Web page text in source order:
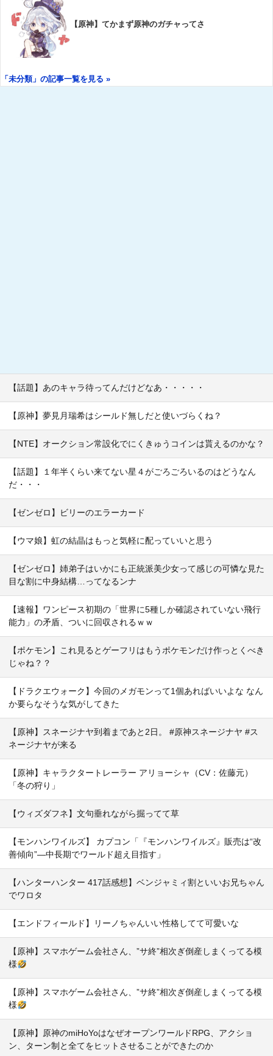
【原神】てかまず原神のガチャってさ
「未分類」の記事一覧を見る »
【話題】あのキャラ待ってんだけどなあ・・・・・
【原神】夢見月瑞希はシールド無しだと使いづらくね？
【NTE】オークション常設化でにくきゅうコインは貰えるのかな？
【話題】１年半くらい来てない星４がごろごろいるのはどうなん
だ・・・
【ゼンゼロ】ビリーのエラーカード
【ウマ娘】虹の結晶はもっと気軽に配っていいと思う
【ゼンゼロ】姉弟子はいかにも正統派美少女って感じの可憐な見た
目な割に中身結構…ってなるンナ
【速報】ワンピース初期の「世界に5種しか確認されていない飛行
能力」の矛盾、ついに回収されるｗｗ
【ポケモン】これ見るとゲーフリはもうポケモンだけ作っとくべき
じゃね？？
【ドラクエウォーク】今回のメガモンって1個あればいいよな なん
か要らなそうな気がしてきた
【原神】スネージナヤ到着まであと2日。 #原神スネージナヤ #ス
ネージナヤが来る
【原神】キャラクタートレーラー アリョーシャ（CV：佐藤元）
「冬の狩り」
【ウィズダフネ】文句垂れながら掘ってて草
【モンハンワイルズ】 カプコン「『モンハンワイルズ』販売は“改
善傾向”―中長期でワールド超え目指す」
【ハンターハンター 417話感想】ベンジャミィ割といいお兄ちゃん
でワロタ
【エンドフィールド】リーノちゃんいい性格してて可愛いな
【原神】スマホゲーム会社さん、”サ終”相次ぎ倒産しまくってる模
様
【原神】スマホゲーム会社さん、”サ終”相次ぎ倒産しまくってる模
様
【原神】原神のmiHoYoはなぜオープンワールドRPG、アクショ
ン、ターン制と全てをヒットさせることができたのか